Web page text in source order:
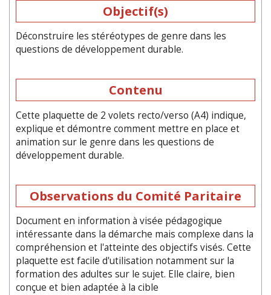
Objectif(s)
Déconstruire les stéréotypes de genre dans les
questions de développement durable.
Contenu
Cette plaquette de 2 volets recto/verso (A4) indique,
explique et démontre comment mettre en place et
animation sur le genre dans les questions de
développement durable.
Observations du Comité Paritaire
Document en information à visée pédagogique
intéressante dans la démarche mais complexe dans la
compréhension et l'atteinte des objectifs visés. Cette
plaquette est facile d'utilisation notamment sur la
formation des adultes sur le sujet. Elle claire, bien
conçue et bien adaptée à la cible